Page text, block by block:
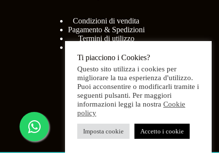
Condizioni di vendita
Pagamento & Spedizioni
Termini di utilizzo
Menù
Shop
Chi siamo
Ti piacciono i Cookies?
Questo sito utilizza i cookies per
migliorare la tua esperienza d'utilizzo.
Puoi acconsentire o modificarli tramite i
seguenti pulsanti. Per maggiori
informazioni leggi la nostra Cookie
policy
Imposta cookie Accetto i cookie